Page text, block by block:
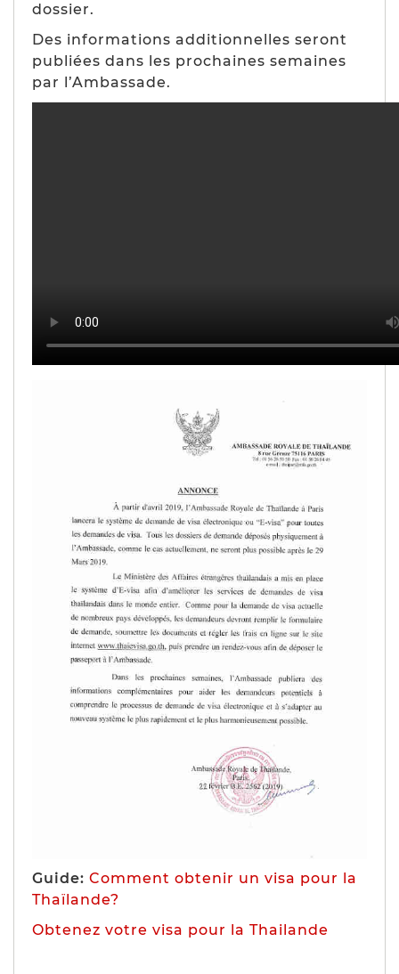
dossier.
Des informations additionnelles seront
publiées dans les prochaines semaines
par l’Ambassade.
Guide: Comment obtenir un visa pour la
Thaïlande?
Obtenez votre visa pour la Thailande